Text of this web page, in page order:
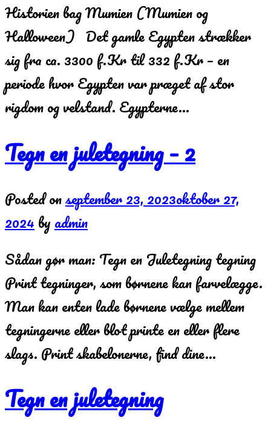
Historien bag Mumien (Mumien og
Halloween) Det gamle Egypten strækker
sig fra ca. 3300 f.Kr til 332 f.Kr – en
periode hvor Egypten var præget af stor
rigdom og velstand. Egypterne…
Tegn en juletegning – 2
Posted onseptember 23, 2023oktober 27,
2024 by admin
Sådan gør man: Tegn en Juletegning tegning
Print tegninger, som børnene kan farvelægge.
Man kan enten lade børnene vælge mellem
tegningerne eller blot printe en eller flere
slags. Print skabelonerne, find dine…
Tegn en juletegning